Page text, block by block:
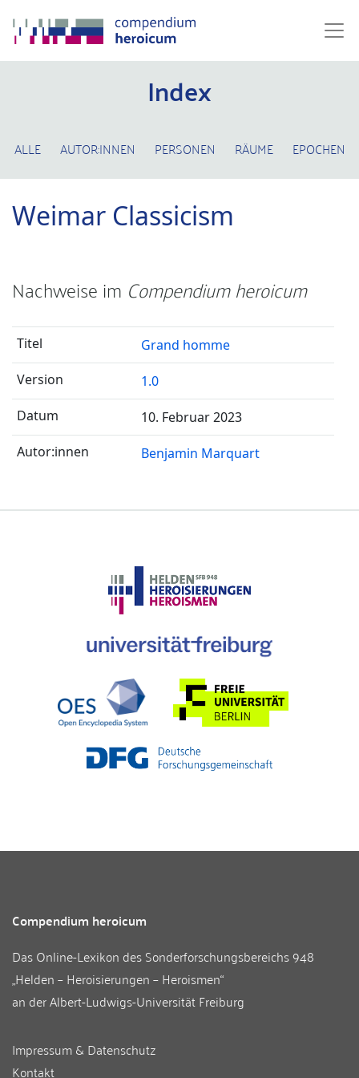
Index
ALLE AUTOR:INNEN PERSONEN RÄUME EPOCHEN
Weimar Classicism
Nachweise im Compendium heroicum
Grand homme
1.0
10. Februar 2023
Benjamin Marquart
Compendium heroicum
Das Online-Lexikon desSonderforschungsbereichs 948
„Helden – Heroisierungen – Heroismen“
an derAlbert-Ludwigs-Universität Freiburg
Impressum & Datenschutz
Kontakt